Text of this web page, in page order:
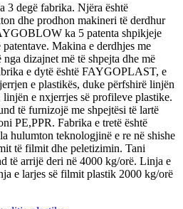
degë fabrika. Njëra është
dhe prodhon makineri të derdhur
ka 5 patenta shpikjeje
Makina e derdhjes me
dizajnet më të shpejta dhe më
e dytë është FAYGOPLAST, e
e plastikës, duke përfshirë linjën
e nxjerrjes së profileve plastike.
të furnizojë me shpejtësi të lartë
PE,PPR. Fabrika e tretë është
teknologjinë e re në shishe
të filmit dhe peletizimin. Tani
arrijë deri në 4000 kg/orë. Linja e
e larjes së filmit plastik 2000 kg/orë